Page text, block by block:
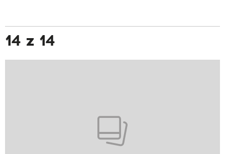
14 z 14